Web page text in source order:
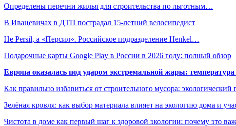
Определены перечни жилья для строительства по льготным…
В Ивацевичах в ДТП пострадал 15-летний велосипедист
Не Persil, а «Персил». Российское подразделение Henkel…
Подарочные карты Google Play в России в 2026 году: полный обзор
Европа оказалась под ударом экстремальной жары:
Как правильно избавиться от строительного мусора: экологический
Зелёная кровля: как выбор материала влияет на экологию дома и
Чистота в доме как первый шаг к здоровой экологии: почему это